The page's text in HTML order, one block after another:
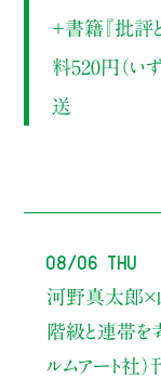
＋書籍『批評
料520円（い
送
08/06 Thu
河野真太郎×
階級と連帯を考
ルムアート社